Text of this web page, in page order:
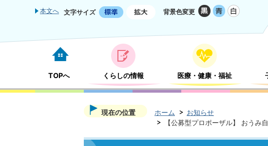
本文へ 文字サイズ 背景色変更
TOPへ くらしの情報 医療・健康・福祉
現在の位置 ホーム
お知らせ
【公募型プロポーザル】 おう